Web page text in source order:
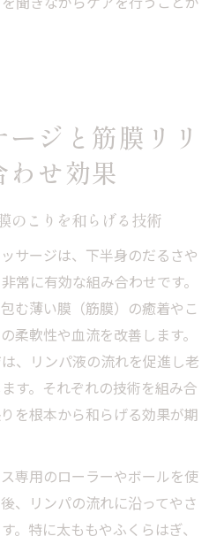
ジと筋膜リリ
わせ効果
のこりを和らげる技術
サージは、下半身のだるさや
常に有効な組み合わせです。
む薄い膜（筋膜）の癒着やこ
柔軟性や血流を改善します。
、リンパ液の流れを促進し老
す。それぞれの技術を組み合
を根本から和らげる効果が期
専用のローラーやボールを使
、リンパの流れに沿ってやさ
。特に太ももやふくらはぎ、